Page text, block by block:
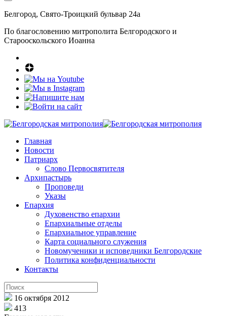
Белгород, Свято-Троицкий бульвар 24а
По благословению митрополита Белгородского и
Старооскольского Иоанна
Главная
Новости
Патриарх
Слово Первосвятителя
Архипастырь
Проповеди
Указы
Епархия
Духовенство епархии
Епархиальные отделы
Епархиальное управление
Карта социального служения
Новомученики и исповедники Белгородские
Политика конфиденциальности
Контакты
16 октября 2012
413